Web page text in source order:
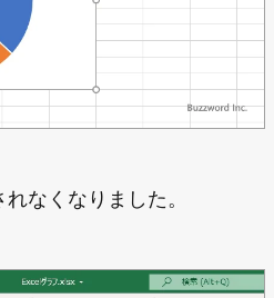
なくなりました。